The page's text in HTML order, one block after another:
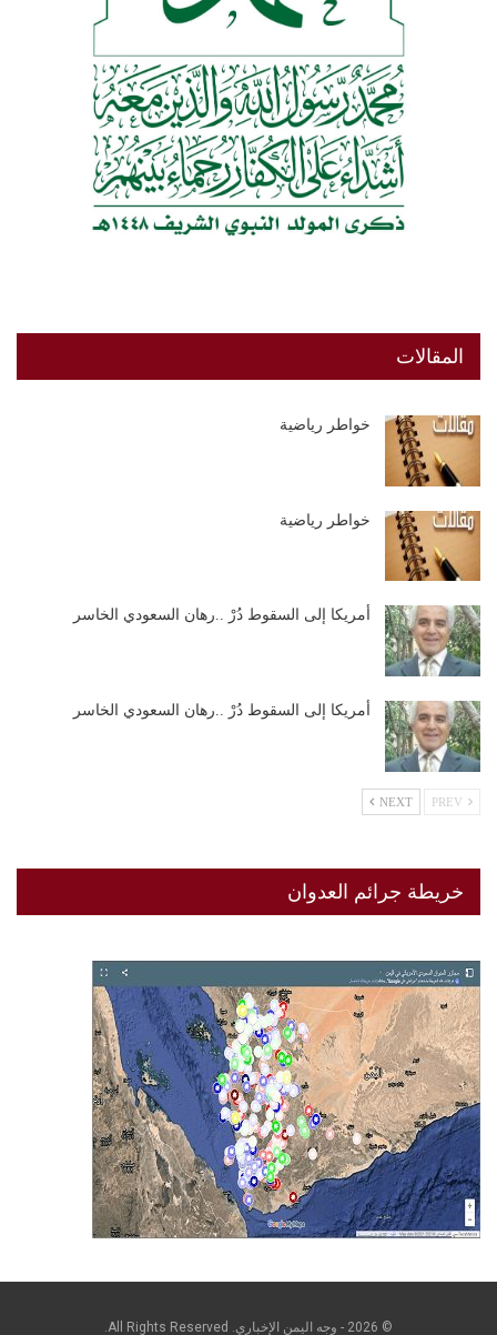
المقالات
خواطر رياضية
خواطر رياضية
أمريكا إلى السقوط دُرْ ..رهان السعودي الخاسر
أمريكا إلى السقوط دُرْ ..رهان السعودي الخاسر
NEXT
خريطة جرائم العدوان
© 2026 - وجه اليمن الإخباري. All Rights Reserved.